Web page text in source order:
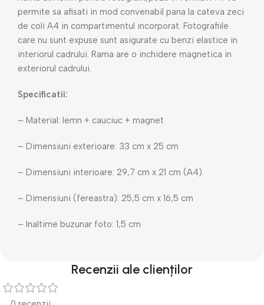
permite sa afisati in mod convenabil pana la cateva zeci
de coli A4 in compartimentul incorporat. Fotografiile
care nu sunt expuse sunt asigurate cu benzi elastice in
interiorul cadrului. Rama are o inchidere magnetica in
exteriorul cadrului.
Specificatii:
– Material: lemn + cauciuc + magnet
– Dimensiuni exterioare: 33 cm x 25 cm
– Dimensiuni interioare: 29,7 cm x 21 cm (A4)
– Dimensiuni (fereastra): 25,5 cm x 16,5 cm
– Inaltime buzunar foto: 1,5 cm
Recenzii ale clienților